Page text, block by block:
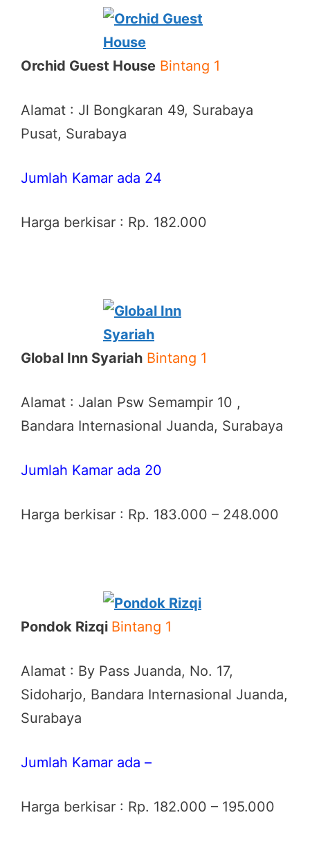
Orchid Guest House Bintang 1
Alamat : Jl Bongkaran 49, Surabaya
Pusat, Surabaya
Jumlah Kamar ada 24
Harga berkisar : Rp. 182.000
Global Inn Syariah Bintang 1
Alamat : Jalan Psw Semampir 10 ,
Bandara Internasional Juanda, Surabaya
Jumlah Kamar ada 20
Harga berkisar : Rp. 183.000 – 248.000
Pondok Rizqi Bintang 1
Alamat : By Pass Juanda, No. 17,
Sidoharjo, Bandara Internasional Juanda,
Surabaya
Jumlah Kamar ada –
Harga berkisar : Rp. 182.000 – 195.000